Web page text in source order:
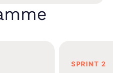
SPRINT 2